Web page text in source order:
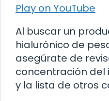
Play on YouTube
Al buscar un
hialurónico de
asegúrate de
concentración del
y la lista de otros